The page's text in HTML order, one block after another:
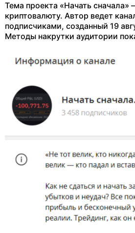
Тема проекта «Начать сначала»
криптовалюту. Автор ведет
подписчиками, созданный 19
Методы накрутки аудитории